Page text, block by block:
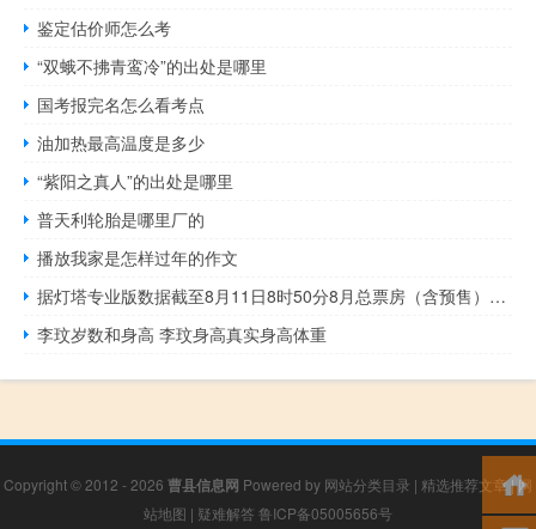
鉴定估价师怎么考
“双蛾不拂青鸾冷”的出处是哪里
国考报完名怎么看考点
油加热最高温度是多少
“紫阳之真人”的出处是哪里
普天利轮胎是哪里厂的
播放我家是怎样过年的作文
据灯塔专业版数据截至8月11日8时50分8月总票房（含预售）已突破30亿元
李玟岁数和身高 李玟身高真实身高体重
Copyright © 2012 - 2026 曹县信息网 Powered by 网站分类目录 | 精选推荐文章|网
站地图 | 疑难解答 鲁ICP备05005656号